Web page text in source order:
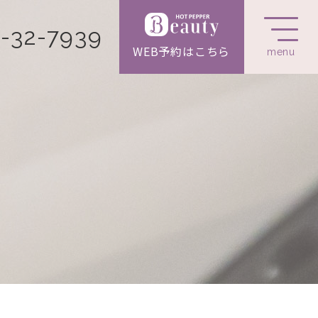
32-7939
WEB予約はこちら menu